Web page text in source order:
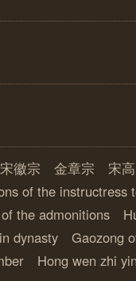
徽宗 金章宗 宋
of the instructress
the admonitions
dynasty Gaozong
Hong wen zhi